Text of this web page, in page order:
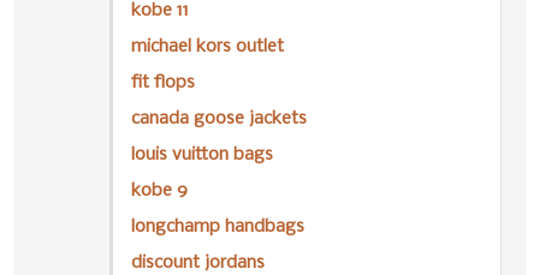
kobe 11
michael kors outlet
fit flops
canada goose jackets
louis vuitton bags
kobe 9
longchamp handbags
discount jordans